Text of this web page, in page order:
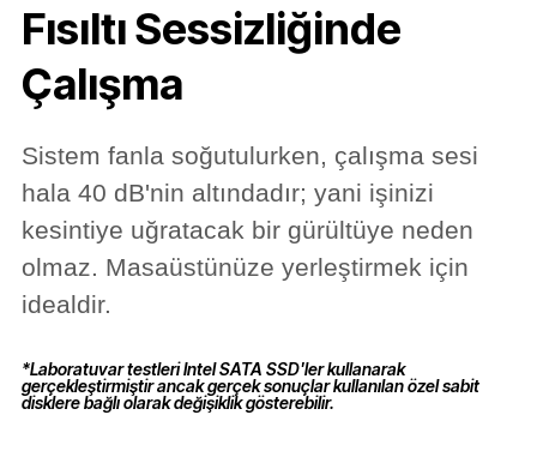
Fısıltı Sessizliğinde
Çalışma
Sistem fanla soğutulurken, çalışma sesi
hala 40 dB'nin altındadır; yani işinizi
kesintiye uğratacak bir gürültüye neden
olmaz. Masaüstünüze yerleştirmek için
idealdir.
*Laboratuvar testleri Intel SATA SSD'ler kullanarak
gerçekleştirmiştir ancak gerçek sonuçlar kullanılan özel sabit
disklere bağlı olarak değişiklik gösterebilir.